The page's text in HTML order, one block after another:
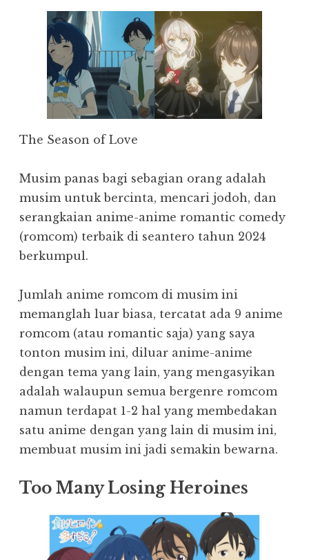
The Season of Love
Musim panas bagi sebagian orang adalah
musim untuk bercinta, mencari jodoh, dan
serangkaian anime-anime romantic comedy
(romcom) terbaik di seantero tahun 2024
berkumpul.
Jumlah anime romcom di musim ini
memanglah luar biasa, tercatat ada 9 anime
romcom (atau romantic saja) yang saya
tonton musim ini, diluar anime-anime
dengan tema yang lain, yang mengasyikan
adalah walaupun semua bergenre romcom
namun terdapat 1-2 hal yang membedakan
satu anime dengan yang lain di musim ini,
membuat musim ini jadi semakin bewarna.
Too Many Losing Heroines